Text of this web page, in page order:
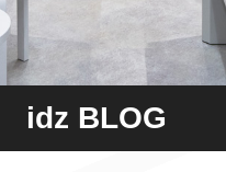
idz BLOG